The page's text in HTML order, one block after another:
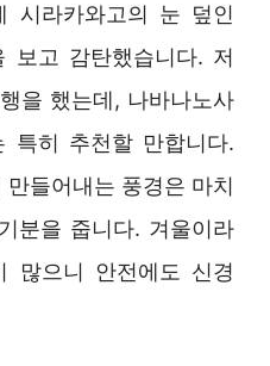
시라카와고의 눈 덮인
보고 감탄했습니다. 저
을 했는데, 나바나노사
특히 추천할 만합니다.
들어내는 풍경은 마치
분을 줍니다. 겨울이라
많으니 안전에도 신경